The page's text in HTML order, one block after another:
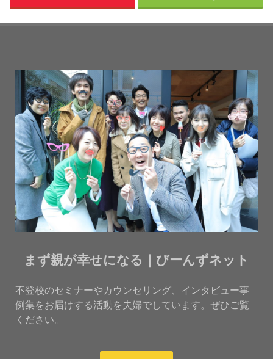
まず親が幸せになる｜びーんずネット
不登校のセミナーやカウンセリング、インタビュー事
例集をお届けする活動を夫婦でしています。ぜひご覧
ください。